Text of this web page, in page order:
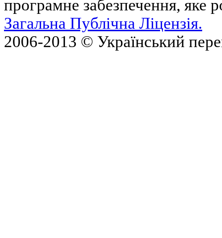
програмне забезпечення, яке
Загальна Публічна Ліцензія.
2006-2013 © Український